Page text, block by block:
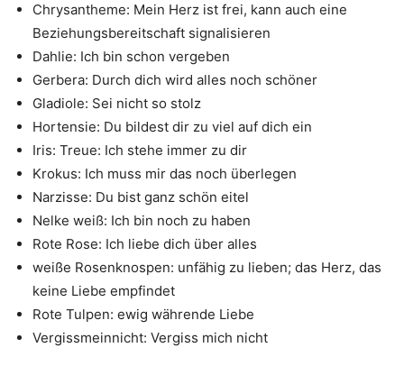
Chrysantheme: Mein Herz ist frei, kann auch eine
Beziehungsbereitschaft signalisieren
Dahlie: Ich bin schon vergeben
Gerbera: Durch dich wird alles noch schöner
Gladiole: Sei nicht so stolz
Hortensie: Du bildest dir zu viel auf dich ein
Iris: Treue: Ich stehe immer zu dir
Krokus: Ich muss mir das noch überlegen
Narzisse: Du bist ganz schön eitel
Nelke weiß: Ich bin noch zu haben
Rote Rose: Ich liebe dich über alles
weiße Rosenknospen: unfähig zu lieben; das Herz, das
keine Liebe empfindet
Rote Tulpen: ewig währende Liebe
Vergissmeinnicht: Vergiss mich nicht